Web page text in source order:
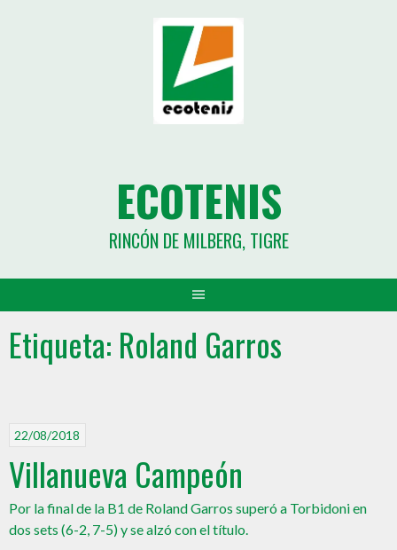
ECOTENIS
RINCÓN DE MILBERG, TIGRE
Etiqueta: Roland Garros
22/08/2018
Villanueva Campeón
Por la final de la B1 de Roland Garros superó a Torbidoni en
dos sets (6-2, 7-5) y se alzó con el título.